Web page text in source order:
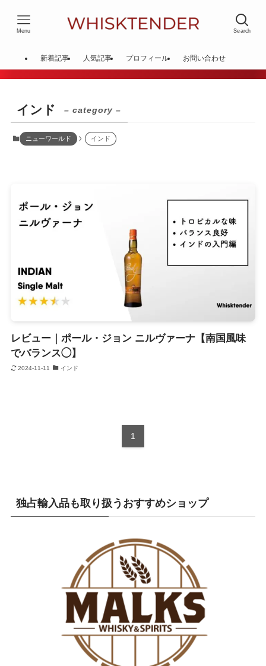
Search
Menu
新着記事 人気記事 プロフィール お問い合わせ
インド – category –
ニューワールド インド
レビュー｜ポール・ジョン ニルヴァーナ【南国風味
でバランス◯】
2024-11-11 インド
1
独占輸入品も取り扱うおすすめショップ